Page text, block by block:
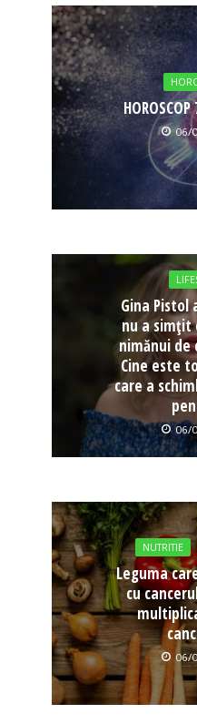
06/
Gina Pistol
nu a simțit
nimănui de
Cine este
care a
06/
NUTRITIE
Leguma
cu
06/